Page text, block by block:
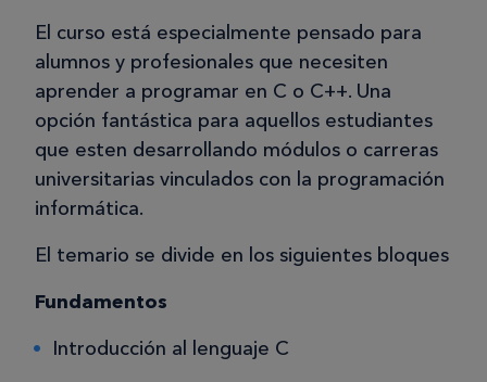
El curso está especialmente pensado para
alumnos y profesionales que necesiten
aprender a programar en C o C++. Una
opción fantástica para aquellos estudiantes
que esten desarrollando módulos o carreras
universitarias vinculados con la programación
informática.
El temario se divide en los siguientes bloques
Fundamentos
Introducción al lenguaje C